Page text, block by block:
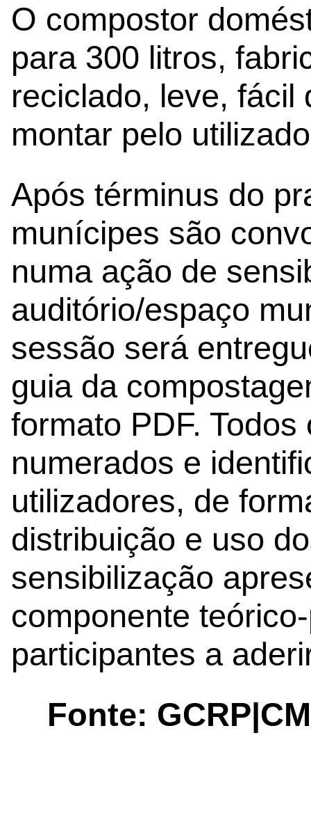
O compostor
para 300 litros,
reciclado, leve, fácil
montar pelo
Após términus do
munícipes são
numa ação de
auditório/espaço
sessão será
guia da
formato PDF.
numerados e
utilizadores, de
distribuição e uso
sensibilização
componente
participantes a
Fonte: